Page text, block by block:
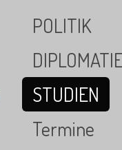
POLITIK
STUDIEN
Termine